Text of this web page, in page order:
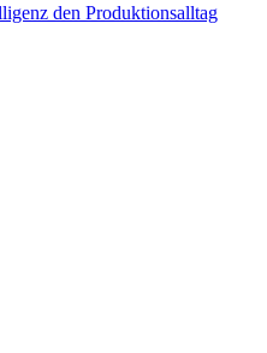
den Produktionsalltag